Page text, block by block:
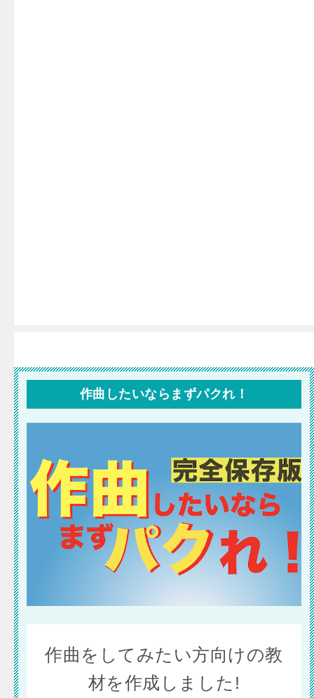
作曲したいならまずパクれ！
作曲をしてみたい方向けの教
材を作成しました!